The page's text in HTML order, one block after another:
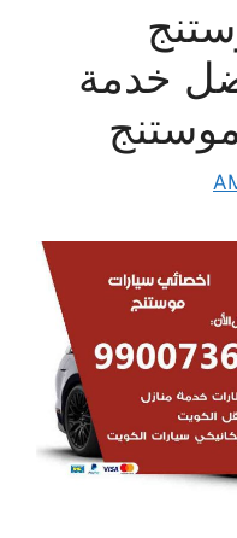
افضل خدمة